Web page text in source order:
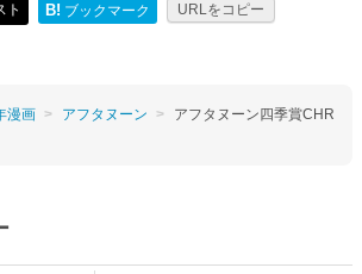
ト B! ブックマーク URLをコピー
漫画 アフタヌーン
アフタヌーン四季賞CHR